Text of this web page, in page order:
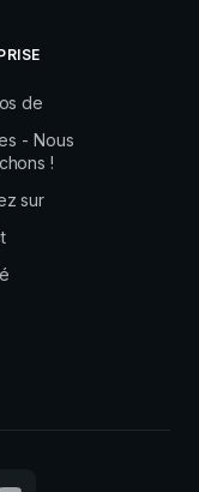
de
- Nous
!
sur